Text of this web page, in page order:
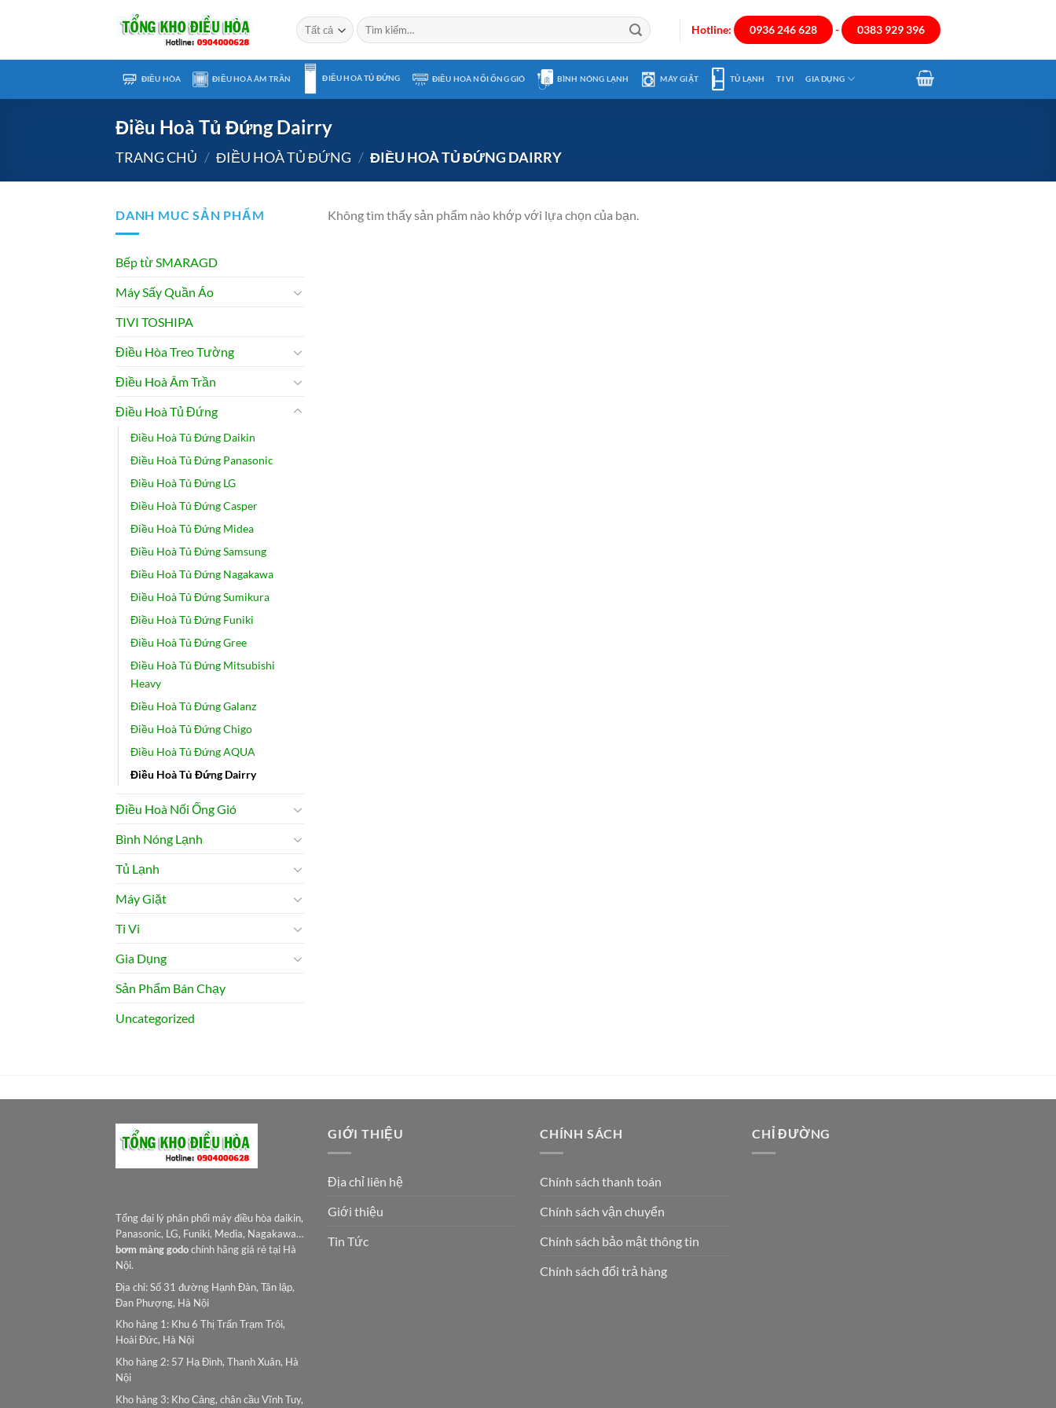
Tìm
kiếm:
Hotline: 0936 246 628 - 0383 929 396
ĐIỀU HÒA ĐIỀU HOÀ ÂM TRẦN ĐIỀU HOÀ TỦ ĐỨNG ĐIỀU HOÀ NỐI ỐNG GIÓ BÌNH NÓNG LẠNH MÁY GIẶT TỦ LẠNH TI VI GIA DỤNG
Điều Hoà Tủ Đứng Dairry
TRANG CHỦ / ĐIỀU HOÀ TỦ ĐỨNG / ĐIỀU HOÀ TỦ ĐỨNG DAIRRY
DANH MUC SẢN PHẨM
Bếp từ SMARAGD
Máy Sấy Quần Áo
TIVI TOSHIPA
Điều Hòa Treo Tường
Điều Hoà Âm Trần
Điều Hoà Tủ Đứng
Điều Hoà Tủ Đứng Daikin
Điều Hoà Tủ Đứng Panasonic
Điều Hoà Tủ Đứng LG
Điều Hoà Tủ Đứng Casper
Điều Hoà Tủ Đứng Midea
Điều Hoà Tủ Đứng Samsung
Điều Hoà Tủ Đứng Nagakawa
Điều Hoà Tủ Đứng Sumikura
Điều Hoà Tủ Đứng Funiki
Điều Hoà Tủ Đứng Gree
Điều Hoà Tủ Đứng Mitsubishi
Heavy
Điều Hoà Tủ Đứng Galanz
Điều Hoà Tủ Đứng Chigo
Điều Hoà Tủ Đứng AQUA
Điều Hoà Tủ Đứng Dairry
Điều Hoà Nối Ống Gió
Bình Nóng Lạnh
Tủ Lạnh
Máy Giặt
Ti Vi
Gia Dụng
Sản Phẩm Bán Chạy
Uncategorized
Không tìm thấy sản phẩm nào khớp với lựa chọn của bạn.
Tổng đại lý phân phối máy điều hòa daikin,
Panasonic, LG, Funiki, Media, Nagakawa…
bơm màng godochính hãng giá rẻ tại Hà
Nội.
Địa chỉ: Số 31 đường Hạnh Đàn, Tân lập,
Đan Phượng, Hà Nội
Kho hàng 1: Khu 6 Thị Trấn Trạm Trôi,
Hoài Đức, Hà Nội
Kho hàng 2: 57 Hạ Đình, Thanh Xuân, Hà
Nội
Kho hàng 3: Kho Cảng, chân cầu Vĩnh Tuy,
GIỚI THIỆU
Địa chỉ liên hệ
Giới thiệu
Tin Tức
CHÍNH SÁCH
Chính sách thanh toán
Chính sách vận chuyển
Chính sách bảo mật thông tin
Chính sách đổi trả hàng
CHỈ ĐƯỜNG